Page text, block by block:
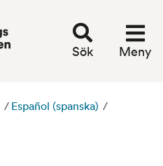
Sök Meny
/ Español (spanska) /